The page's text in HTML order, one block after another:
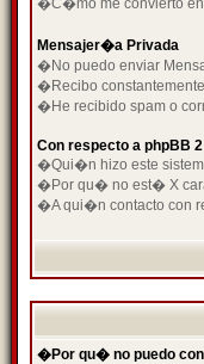
�C�mo me convierto en
Mensajer�a Privada
�No puedo enviar
�Recibo
�He recibido spam o
Con respecto a phpBB 2
�Qui�n hizo este
�Por qu� no est� X
�A qui�n contacto con
�Por qu� no puedo